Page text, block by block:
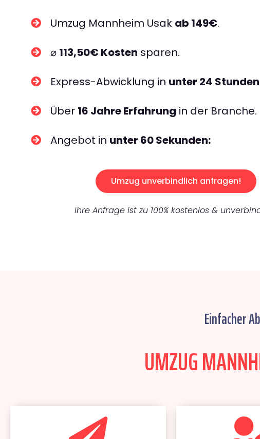
Umzug Mannheim Usak ab 149€.
⌀ 113,50€ Kosten sparen.
Express-Abwicklung in unter 24 Stunden
Über 16 Jahre Erfahrung in der Branche.
Angebot in unter 60 Sekunden:
Umzug unverbindlich anfragen!
Ihre Anfrage ist zu 100% kostenlos &
Einfacher
UMZUG